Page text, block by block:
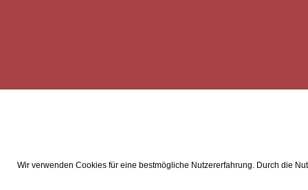
Wir verwenden Cookies für eine bestmögliche Nutzererfahrung. Durch die